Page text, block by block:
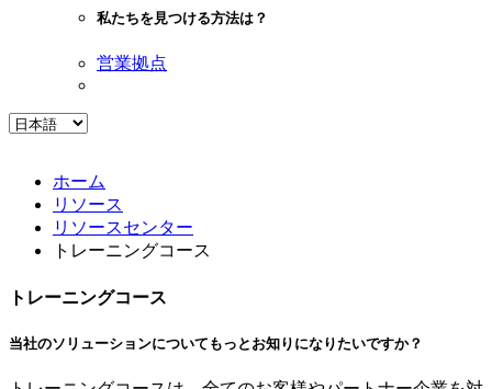
私たちを見つける方法は？
営業拠点
ホーム
リソース
リソースセンター
トレーニングコース
トレーニングコース
当社のソリューションについてもっとお知りになりたいですか？